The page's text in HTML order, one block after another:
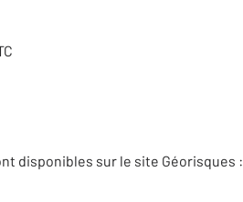
disponibles sur le site Géorisques :